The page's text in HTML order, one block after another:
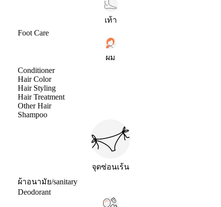
เท้า
Foot Care
ผม
Conditioner
Hair Color
Hair Styling
Hair Treatment
Other Hair
Shampoo
จุดซ่อนเร้น
ผ้าอนามัย/sanitary
Deodorant